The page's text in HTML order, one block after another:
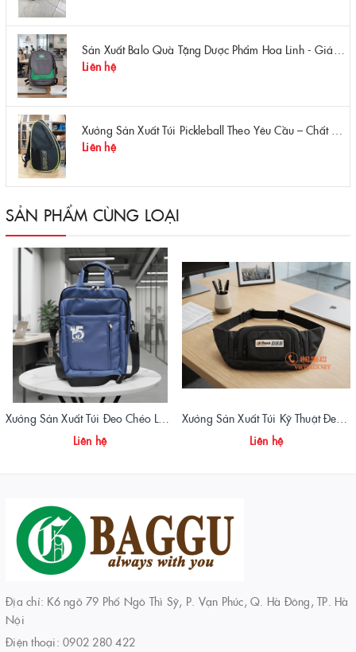
Sản Xuất Balo Quà Tặng Dược Phẩm Hoa Linh - Giá Gốc Tại Xưởng
Liên hệ
Xưởng Sản Xuất Túi Pickleball Theo Yêu Cầu – Chất Lượng, Bền Bỉ, Thiết Kế Độc Quyền
Liên hệ
SẢN PHẨM CÙNG LOẠI
Xưởng Sản Xuất Túi Đeo Chéo Laptop Quà Tặng Doanh Nghiệp | Vietbags
Liên hệ
Xưởng Sản Xuất Túi Kỹ Thuật Đeo Hông DSS Chuyên Nghiệp | Vietbags
Liên hệ
Địa chỉ: K6 ngõ 79 Phố Ngô Thì Sỹ, P. Vạn Phúc, Q. Hà Đông, TP. Hà
Nội
Điện thoại: 0902 280 422